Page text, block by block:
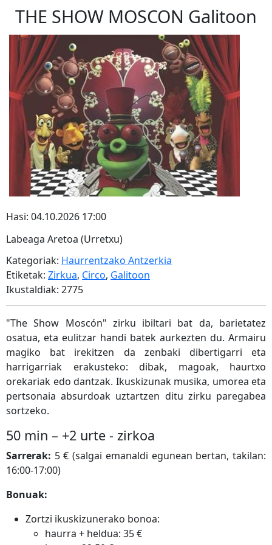
THE SHOW MOSCON Galitoon
Hasi: 04.10.2026 17:00
Labeaga Aretoa (Urretxu)
Kategoriak: Haurrentzako Antzerkia
Etiketak: Zirkua, Circo, Galitoon
Ikustaldiak: 2775
"The Show Moscón" zirku ibiltari bat da, barietatez
osatua, eta eulitzar handi batek aurkezten du. Armairu
magiko bat irekitzen da zenbaki dibertigarri eta
harrigarriak erakusteko: dibak, magoak, haurtxo
orekariak edo dantzak. Ikuskizunak musika, umorea eta
pertsonaia absurdoak uztartzen ditu zirku paregabea
sortzeko.
50 min – +2 urte - zirkoa
Sarrerak: 5 € (salgai emanaldi egunean bertan, takilan:
16:00-17:00)
Bonuak:
Zortzi ikuskizunerako bonoa:
haurra + heldua: 35 €